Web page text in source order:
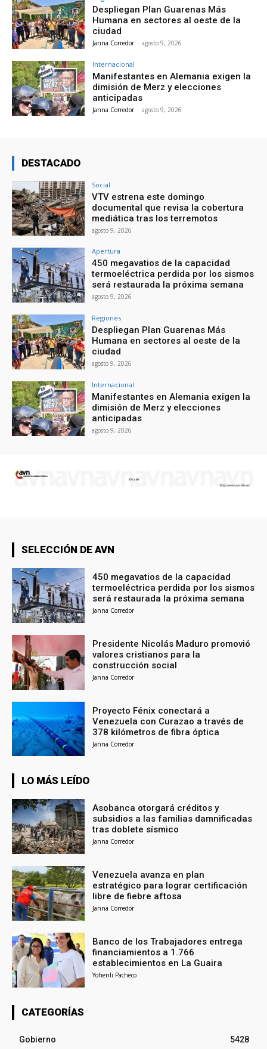
Despliegan Plan Guarenas Más
Humana en sectores al oeste de la
ciudad
Janna Corredor - agosto 9, 2026
Internacional
Manifestantes en Alemania exigen la
dimisión de Merz y elecciones
anticipadas
Janna Corredor - agosto 9, 2026
DESTACADO
Social
VTV estrena este domingo
documental que revisa la cobertura
mediática tras los terremotos
agosto 9, 2026
Apertura
450 megavatios de la capacidad
termoeléctrica perdida por los sismos
será restaurada la próxima semana
agosto 9, 2026
Regiones
Despliegan Plan Guarenas Más
Humana en sectores al oeste de la
ciudad
agosto 9, 2026
Internacional
Manifestantes en Alemania exigen la
dimisión de Merz y elecciones
anticipadas
agosto 9, 2026
SELECCIÓN DE AVN
450 megavatios de la capacidad
termoeléctrica perdida por los sismos
será restaurada la próxima semana
Janna Corredor
Presidente Nicolás Maduro promovió
valores cristianos para la
construcción social
Janna Corredor
Proyecto Fénix conectará a
Venezuela con Curazao a través de
378 kilómetros de fibra óptica
Janna Corredor
LO MÁS LEÍDO
Asobanca otorgará créditos y
subsidios a las familias damnificadas
tras doblete sísmico
Janna Corredor
Venezuela avanza en plan
estratégico para lograr certificación
libre de fiebre aftosa
Janna Corredor
Banco de los Trabajadores entrega
financiamientos a 1.766
establecimientos en La Guaira
Yohenli Pacheco
CATEGORÍAS
Gobierno
5428